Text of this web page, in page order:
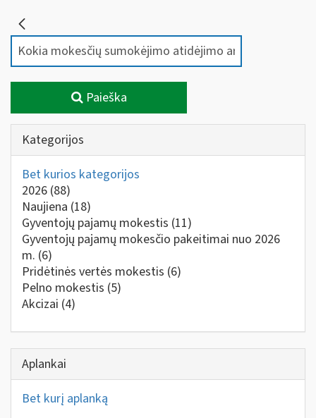
Paieška
Kategorijos
Bet kurios kategorijos
2026 (88)
Naujiena (18)
Gyventojų pajamų mokestis (11)
Gyventojų pajamų mokesčio pakeitimai nuo 2026
m. (6)
Pridėtinės vertės mokestis (6)
Pelno mokestis (5)
Akcizai (4)
Aplankai
Bet kurį aplanką